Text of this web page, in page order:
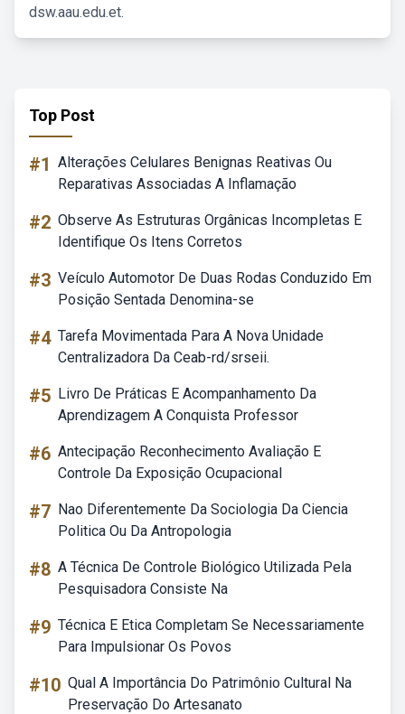
dsw.aau.edu.et.
Top Post
#1 Alterações Celulares Benignas Reativas Ou
Reparativas Associadas A Inflamação
#2 Observe As Estruturas Orgânicas Incompletas E
Identifique Os Itens Corretos
#3 Veículo Automotor De Duas Rodas Conduzido Em
Posição Sentada Denomina-se
#4 Tarefa Movimentada Para A Nova Unidade
Centralizadora Da Ceab-rd/srseii.
#5 Livro De Práticas E Acompanhamento Da
Aprendizagem A Conquista Professor
#6 Antecipação Reconhecimento Avaliação E
Controle Da Exposição Ocupacional
#7 Nao Diferentemente Da Sociologia Da Ciencia
Politica Ou Da Antropologia
#8 A Técnica De Controle Biológico Utilizada Pela
Pesquisadora Consiste Na
#9 Técnica E Etica Completam Se Necessariamente
Para Impulsionar Os Povos
#10 Qual A Importância Do Patrimônio Cultural Na
Preservação Do Artesanato